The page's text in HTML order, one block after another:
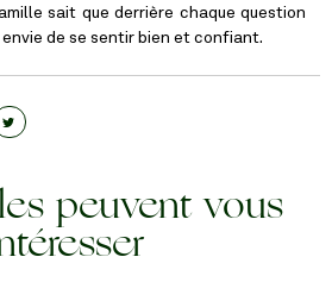
sait que derrière chaque question
de se sentir bien et confiant.
peuvent vous